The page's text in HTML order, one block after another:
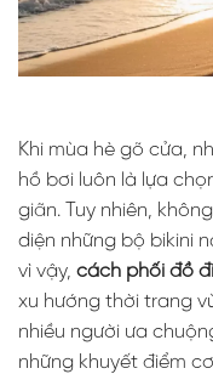
Khi mùa hè gõ cửa,
hồ bơi luôn là lựa
giãn. Tuy nhiên,
diện những bộ bikini
vì vậy, cách phối đồ
xu hướng thời trang
nhiều người ưa
những khuyết điểm